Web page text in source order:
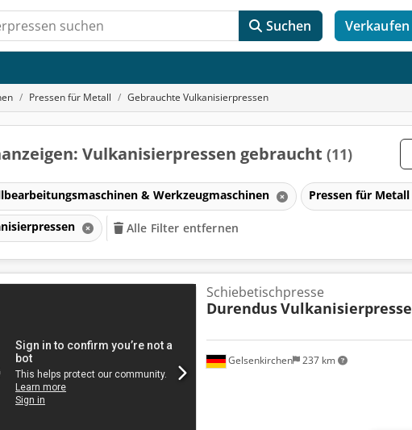
Suchen Verkaufen
Pressen für Metall Gebrauchte Vulkanisierpressen
Vulkanisierpressen gebraucht (11)
& Werkzeugmaschinen Pressen für Metall
Alle Filter entfernen
Gelsenkirchen 237 km
Schiebetischpresse
DurendusVulkanisierpresse